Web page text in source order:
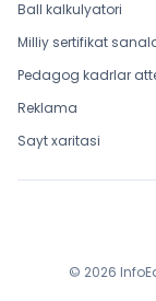
Ball kalkulyatori
Milliy sertifikat
Pedagog kadrlar
Reklama
Sayt xaritasi
© 2026